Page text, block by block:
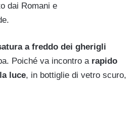
dai Romani e
a freddo dei gherigli
Poiché va incontro arapido
luce, in bottiglie di vetro scuro,